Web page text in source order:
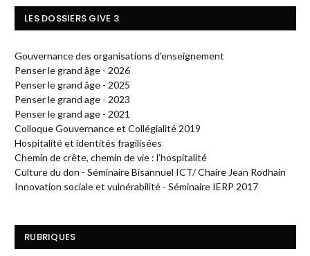
LES DOSSIERS GIVE 3
Gouvernance des organisations d'enseignement
Penser le grand âge - 2026
Penser le grand âge - 2025
Penser le grand age - 2023
Penser le grand age - 2021
Colloque Gouvernance et Collégialité 2019
Hospitalité et identités fragilisées
Chemin de crête, chemin de vie : l’hospitalité
Culture du don - Séminaire Bisannuel ICT/ Chaire Jean Rodhain
Innovation sociale et vulnérabilité - Séminaire IERP 2017
RUBRIQUES